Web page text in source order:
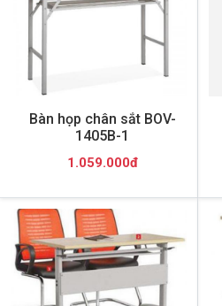
Bàn họp chân sắt BOV-
1405B-1
1.059.000đ